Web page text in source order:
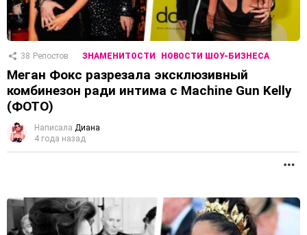
38 Репостов ЗНАМЕНИТОСТИ НОВОСТИ ШОУ-БИЗНЕСА
Меган Фокс разрезала эксклюзивный
комбинезон ради интима с Machine Gun Kelly
(ФОТО)
Написала Диана
4 года назад